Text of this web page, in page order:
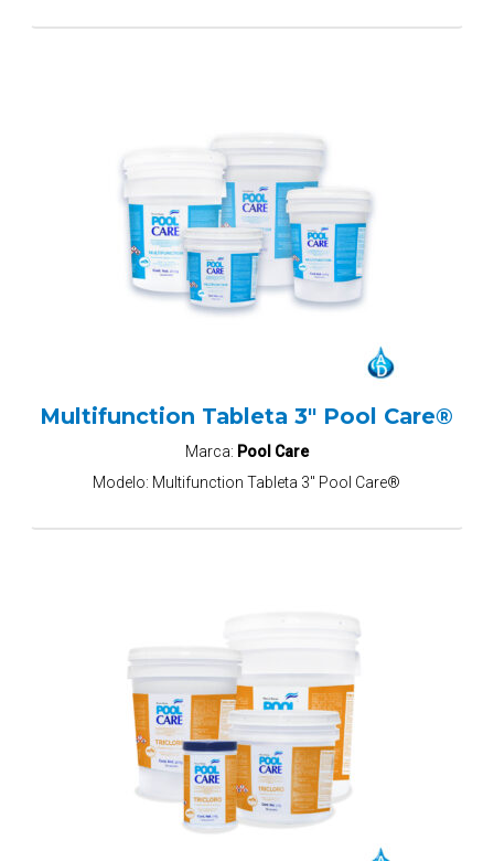
Multifunction Tableta 3" Pool Care®
Marca: Pool Care
Modelo: Multifunction Tableta 3" Pool Care®